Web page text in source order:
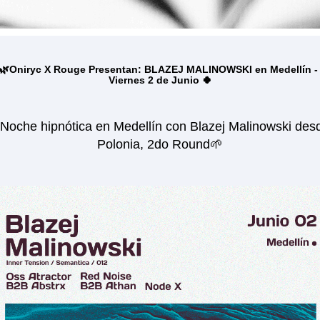
🌿Oniryc X Rouge Presentan: BLAZEJ MALINOWSKI en Medellín -
Viernes 2 de Junio 🍀
hipnótica en Medellín con Blazej Malinowski
Polonia, 2do Round🌱